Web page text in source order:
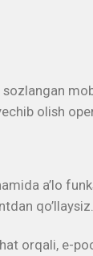
olish
a’lo
qo’llaysiz.
orqali, e-